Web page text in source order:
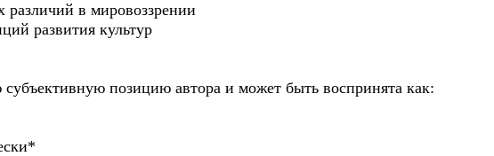
в мировоззрении
развития культур
позицию автора и может быть воспринята как: